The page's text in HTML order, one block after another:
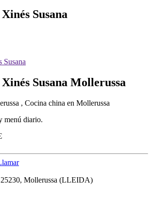
Susana
Susana Mollerussa
, Cocina china en Mollerussa
menú diario.
25230, Mollerussa (LLEIDA)